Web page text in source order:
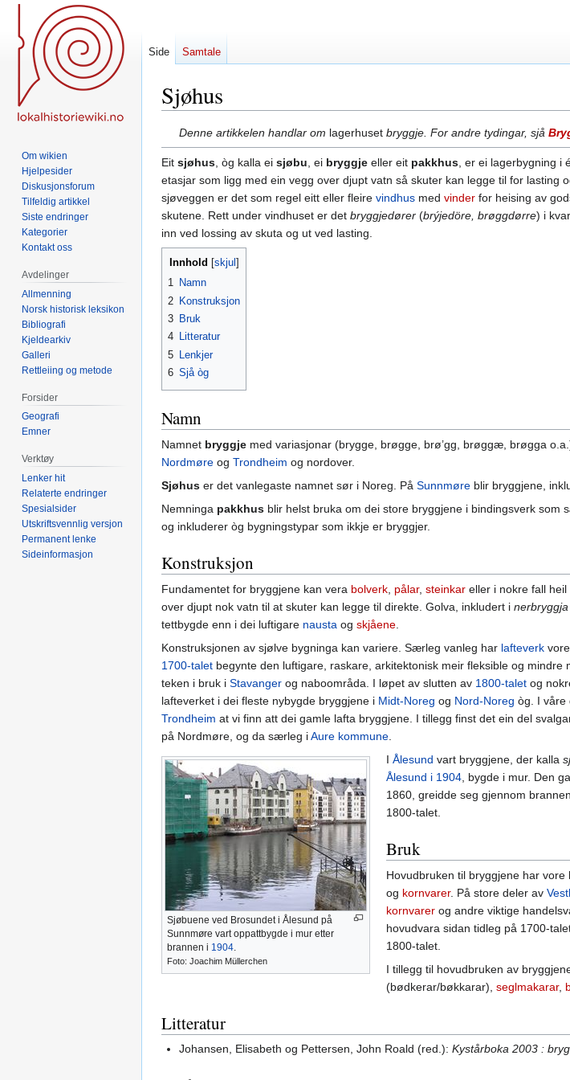
Sjøhus
Hopp
til
navigering
Hopp
til
søk
Denne artikkelen handlar om lagerhuset bryggje. For andre tydingar, sjå
Eit sjøhus, òg kalla ei sjøbu, ei bryggje eller eit pakkhus, er ei lagerbygning i
etasjar som ligg med ein vegg over djupt vatn så skuter kan legge til for lasting
sjøveggen er det som regel eitt eller fleire vindhus med vinder for heising av
skutene. Rett under vindhuset er det bryggjedører (brýjedöre, brøggdørre) i
inn ved lossing av skuta og ut ved lasting.
Innhold
1 Namn
2 Konstruksjon
3 Bruk
4 Litteratur
5
Lenkjer
6 Sjå òg
Namn
Namnet bryggje med variasjonar (brygge, brøgge, brø’gg, brøggæ, brøgga
Nordmøre og Trondheim og nordover.
Sjøhus er det vanlegaste namnet sør i Noreg. På Sunnmøre blir bryggjene,
Nemninga pakkhus blir helst bruka om dei store bryggjene i bindingsverk
og inkluderer òg bygningstypar som ikkje er bryggjer.
Konstruksjon
Fundamentet for bryggjene kan vera bolverk, pålar, steinkar eller i nokre fall
over djupt nok vatn til at skuter kan legge til direkte. Golva, inkludert i nerbryggja
tettbygde enn i dei luftigare nausta og skjåene.
Konstruksjonen av sjølve bygninga kan variere. Særleg vanleg har lafteverk
1700-talet begynte den luftigare, raskare, arkitektonisk meir fleksible og mindre
teken i bruk i Stavanger og naboområda. I løpet av slutten av 1800-talet og
lafteverket i dei fleste nybygde bryggjene i Midt-Noreg og Nord-Noreg òg. I våre
Trondheim at vi finn att dei gamle lafta bryggjene. I tillegg finst det ein del
på Nordmøre, og da særleg iAure kommune.
Sjøbuene ved Brosundet i Ålesund på
Sunnmøre vart oppattbygde i mur etter
brannen i 1904.
Foto: Joachim Müllerchen
I Ålesund vart bryggjene, der kalla
Ålesund i 1904, bygde i mur. Den
1860, greidde seg gjennom
1800-talet.
Bruk
Hovudbruken til bryggjene har
og kornvarer. På store deler av
kornvarerog andre viktige
hovudvara sidan tidleg på 1700-
1800-talet.
I tillegg til hovudbruken av
(bødkerar/bøkkarar), seglmakarar,
Litteratur
Johansen, Elisabeth og Pettersen, John Roald (red.):Kystårboka 2003 :
Side Samtale
Om wikien
Hjelpesider
Diskusjonsforum
Tilfeldig artikkel
Siste endringer
Kategorier
Kontakt oss
Avdelinger
Allmenning
Norsk historisk leksikon
Bibliografi
Kjeldearkiv
Galleri
Rettleiing og metode
Forsider
Geografi
Emner
Verktøy
Lenker hit
Relaterte endringer
Spesialsider
Utskriftsvennlig versjon
Permanent lenke
Sideinformasjon